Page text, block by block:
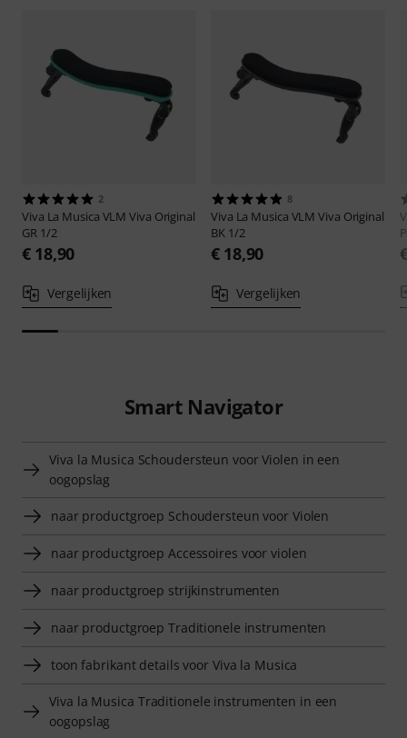
2
Viva La Musica VLM Viva Original
GR 1/2
€ 18,90
Vergelijken
8
Viva La Musica VLM Viva Original
BK 1/2
€ 18,90
Vergelijken
Smart Navigator
Viva la Musica Schoudersteun voor Violen in een
oogopslag
naar productgroep Schoudersteun voor Violen
naar productgroep Accessoires voor violen
naar productgroep strijkinstrumenten
naar productgroep Traditionele instrumenten
toon fabrikant details voor Viva la Musica
Viva la Musica Traditionele instrumenten in een
oogopslag